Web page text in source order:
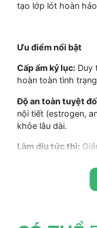
tạo lớp lót hoàn
Ưu điểm nổi bật
Cấp ẩm kỷ lục: Duy
hoàn toàn tình
Độ an toàn tuyệt
nội tiết (estrogen,
khỏe lâu dài.
Làm dịu tức thì:
Thân thiện môi
có khả năng tái
bách lỗ chân lông.